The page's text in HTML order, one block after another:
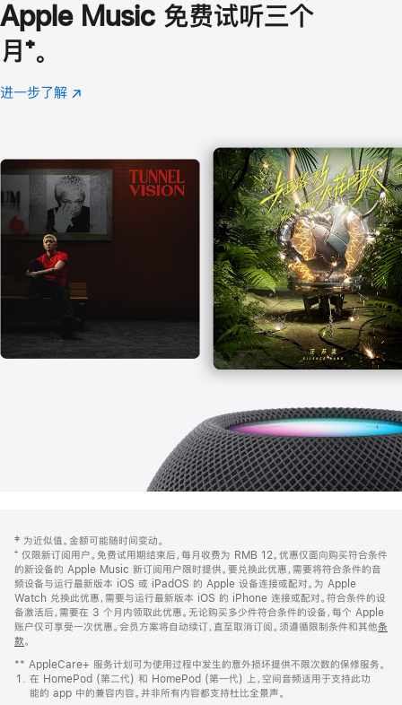
Apple Music 免费试听三个
月 脚
注
⁺。
进一步了解 Apple
(在
口
中
打
开)
页
页
脚
注
‡ 为近似值。金额可能随时间变动。
⁺ 仅限新订阅用户。免费试用期结束后，每月收费为 RMB 12。优惠仅面向购买符合条件
的新设备的 Apple Music 新订阅用户限时提供。要兑换此优惠，需要将符合条件的音
频设备与运行最新版本 iOS 或 iPadOS 的 Apple 设备连接或配对。为 Apple
Watch 兑换此优惠，需要与运行最新版本 iOS 的 iPhone 连接或配对。符合条件的设
备激活后，需要在 3 个月内领取此优惠。无论购买多少件符合条件的设备，每个 Apple
账户仅可享受一次优惠。会员方案将自动续订，直至取消订阅。须遵循限制条件和其他条
款。
窗
口
中
** AppleCare+ 服务计划可为使用过程中发生的意外损坏提供不限次数的保修服务。
在 HomePod (第二代) 和 HomePod (第一代) 上，空间音频适用于支持此功
能的 app 中的兼容内容。并非所有内容都支持杜比全景声。